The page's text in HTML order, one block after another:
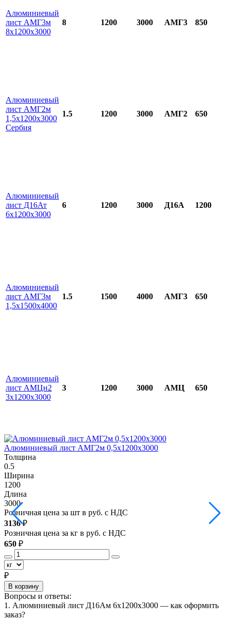
Алюминиевый
лист АМГ3м
8х1200х3000
8 1200 3000 АМГ3 850
Алюминиевый
лист АМГ2м
1,5х1200х3000
Сербия
1.5 1200 3000 АМГ2 650
Алюминиевый
лист Д16Ат
6х1200х3000
6 1200 3000 Д16А 1200
Алюминиевый
лист АМГ3м
1,5х1500х4000
1.5 1500 4000 АМГ3 650
Алюминиевый
лист АМЦн2
3х1200х3000
3 1200 3000 АМЦ 650
Алюминиевый лист АМГ2м 0,5х1200х3000
Толщина
0.5
Ширина
1200
Длина
3000
Розничная цена за шт в руб. с НДС
3136₽
Розничная цена за кг в руб. с НДС
650 ₽
₽
В корзину
Вопросы и ответы:
1. Алюминиевый лист Д16Ам 6х1200х3000 — как оформить
заказ?